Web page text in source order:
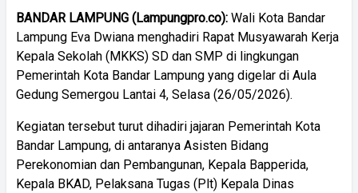
BANDAR LAMPUNG (Lampungpro.co): Wali Kota Bandar
Lampung Eva Dwiana menghadiri Rapat Musyawarah Kerja
Kepala Sekolah (MKKS) SD dan SMP di lingkungan
Pemerintah Kota Bandar Lampung yang digelar di Aula
Gedung Semergou Lantai 4, Selasa (26/05/2026).
Kegiatan tersebut turut dihadiri jajaran Pemerintah Kota
Bandar Lampung, di antaranya Asisten Bidang
Perekonomian dan Pembangunan, Kepala Bapperida,
Kepala BKAD, Pelaksana Tugas (Plt) Kepala Dinas